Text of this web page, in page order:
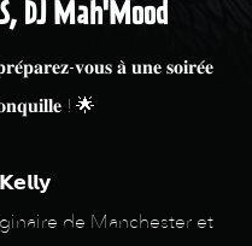
DJ Mah'Mood
𝐯𝐨𝐮𝐬 𝐚̀ 𝐮𝐧𝐞 𝐬𝐨𝐢𝐫𝐞́𝐞
! 🌟
de Manchester et